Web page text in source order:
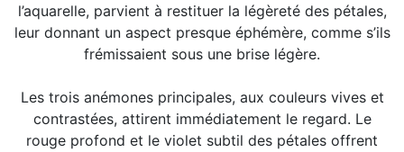
l’aquarelle, parvient à restituer la légèreté des pétales,
leur donnant un aspect presque éphémère, comme s’ils
frémissaient sous une brise légère.
Les trois anémones principales, aux couleurs vives et
contrastées, attirent immédiatement le regard. Le
rouge profond et le violet subtil des pétales offrent